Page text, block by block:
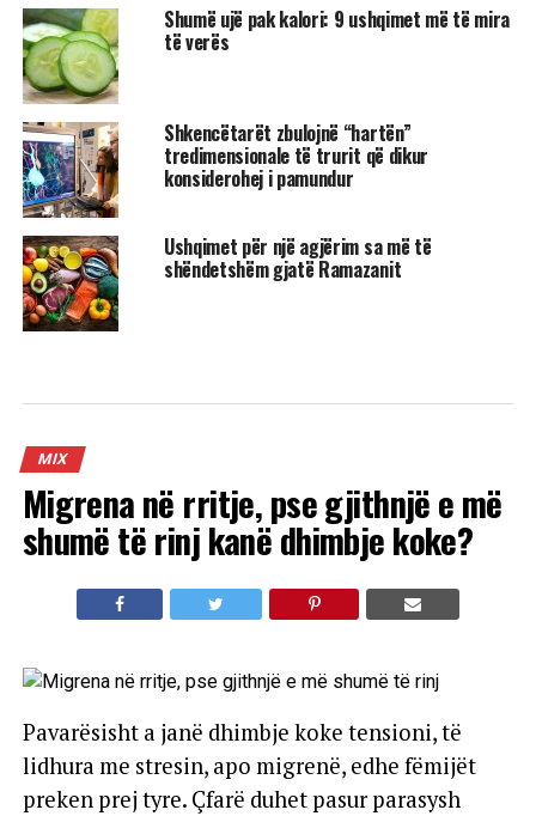
Shumë ujë pak kalori: 9 ushqimet më të mira
të verës
Shkencëtarët zbulojnë “hartën”
tredimensionale të trurit që dikur
konsiderohej i pamundur
Ushqimet për një agjërim sa më të
shëndetshëm gjatë Ramazanit
MIX
Migrena në rritje, pse gjithnjë e më
shumë të rinj kanë dhimbje koke?
Pavarësisht a janë dhimbje koke tensioni, të
lidhura me stresin, apo migrenë, edhe fëmijët
preken prej tyre. Çfarë duhet pasur parasysh